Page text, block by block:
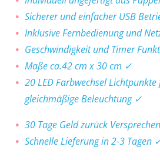
Sicherer und einfacher USB
Inklusive Fernbedienung und
Geschwindigkeit und Timer
Maße ca.42 cm x 30 cm ✓
20 LED Farbwechsel
gleichmäßige Beleuchtung ✓
30 Tage Geld zurück
Schnelle Lieferung in 2-3 Tagen